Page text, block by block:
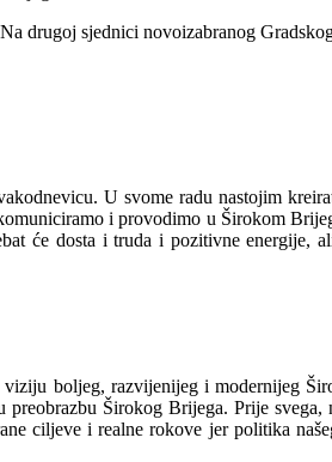
drugoj sjednici novoizabranog
U svome radu nastojim
i provodimo u Širokom
će dosta i truda i pozitivne
boljeg, razvijenijeg i modernijeg
Širokog Brijega. Prije
ciljeve i realne rokove jer politika